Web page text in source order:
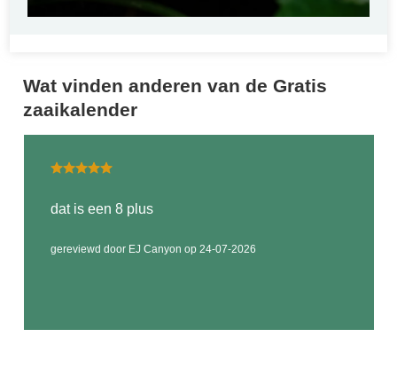
Wat vinden anderen van de Gratis
zaaikalender
dat is een 8 plus
gereviewd door EJ Canyon op 24-07-2026